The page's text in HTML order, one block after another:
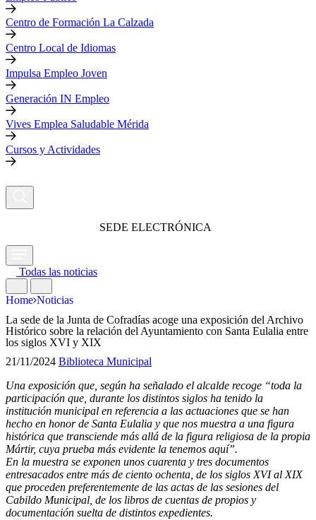
Centro de Formación La Calzada
Centro Local de Idiomas
Impulsa Empleo Joven
Generación IN Empleo
Vives Emplea Saludable Mérida
Cursos y Actividades
SEDE ELECTRÓNICA
Todas las noticias
Home Noticias
La sede de la Junta de Cofradías acoge una exposición del Archivo
Histórico sobre la relación del Ayuntamiento con Santa Eulalia entre
los siglos XVI y XIX
21/11/2024 Biblioteca Municipal
Una exposición que, según ha señalado el alcalde recoge “toda la
participación que, durante los distintos siglos ha tenido la
institución municipal en referencia a las actuaciones que se han
hecho en honor de Santa Eulalia y que nos muestra a una figura
histórica que transciende más allá de la figura religiosa de la propia
Mártir, cuya prueba más evidente la tenemos aquí”.
En la muestra se exponen unos cuarenta y tres documentos
entresacados entre más de ciento ochenta, de los siglos XVI al XIX
que proceden preferentemente de las actas de las sesiones del
Cabildo Municipal, de los libros de cuentas de propios y
documentación suelta de distintos expedientes.